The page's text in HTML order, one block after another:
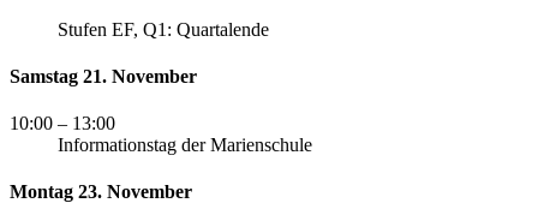
Stufen EF, Q1: Quartalende
Samstag 21. November
10:00 – 13:00
Informationstag der Marienschule
Montag 23. November